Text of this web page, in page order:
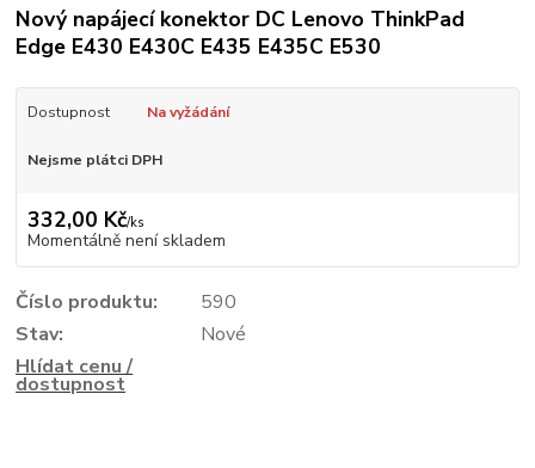
Nový napájecí konektor DC Lenovo ThinkPad
Edge E430 E430C E435 E435C E530
Dostupnost Na vyžádání
Nejsme plátci DPH
332,00 Kč/ks
Momentálně není skladem
Číslo produktu:
590
Stav:
Nové
Hlídat cenu /
dostupnost